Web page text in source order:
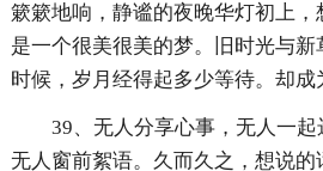
簌簌地响，静谧的夜晚华灯初上，
是一个很美很美的梦。旧时光与
时候，岁月经得起多少等待。却成
39、无人分享心事，无人一起
无人窗前絮语。久而久之，想说